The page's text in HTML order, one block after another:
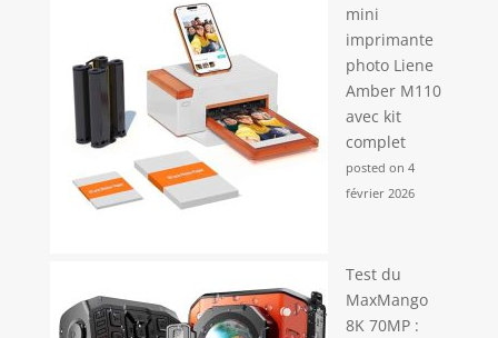
mini
imprimante
photo Liene
Amber M110
avec kit
complet
posted on 4
février 2026
Test du
MaxMango
8K 70MP :